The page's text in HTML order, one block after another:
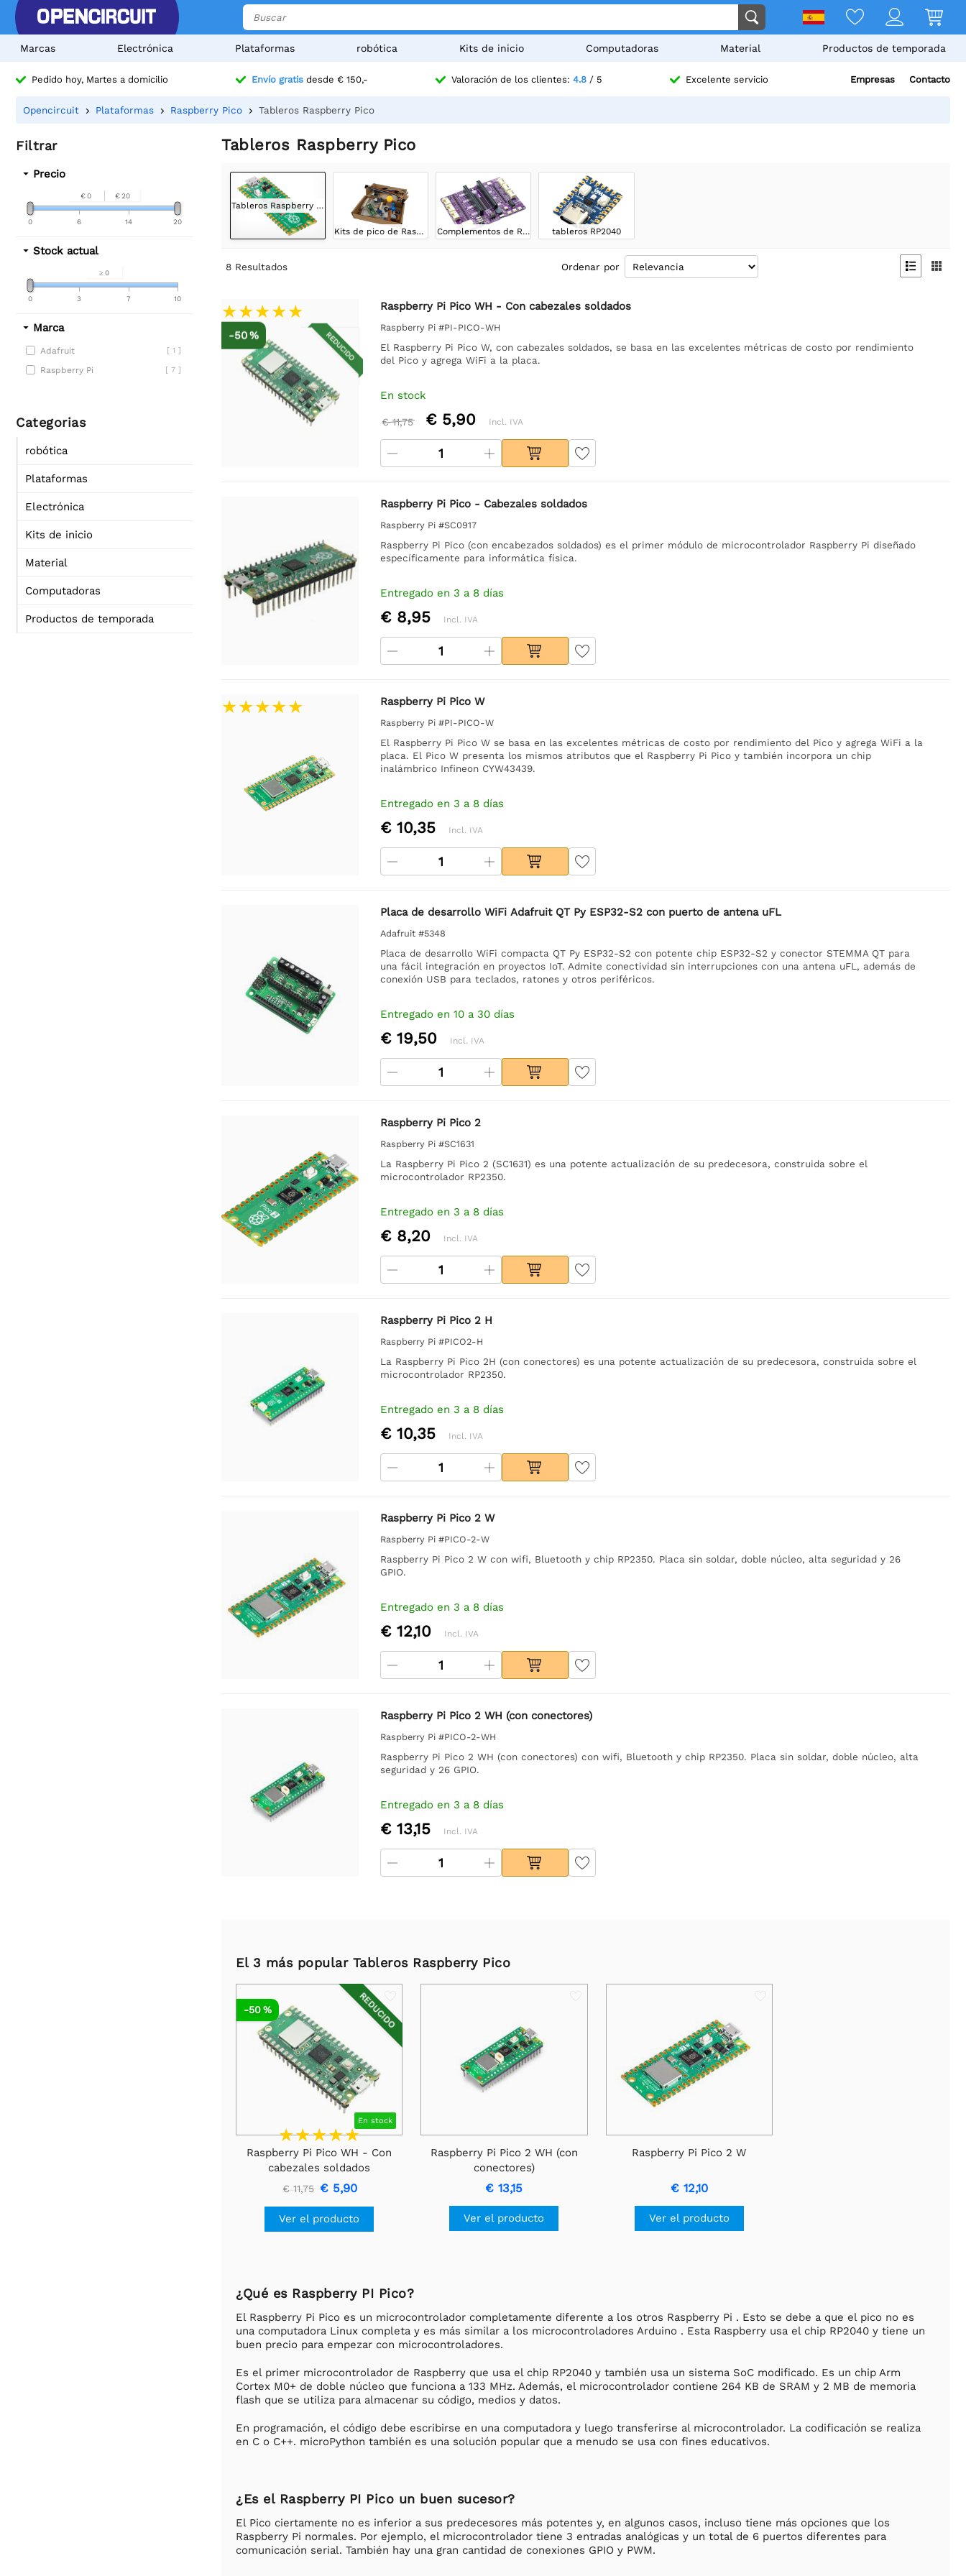
Marcas Electrónica Plataformas robótica Kits de inicio Computadoras Material Productos de temporada
Pedido hoy, Martes a domicilio Envío gratis desde € 150,- Valoración de los clientes: 4.8 / 5 Excelente servicio Empresas Contacto
Opencircuit Plataformas Raspberry Pico Tableros Raspberry Pico
Filtrar
Precio
€ 0 € 20
0 20
6 14
Stock actual
≥ 0
0 10
3 7
Marca
Adafruit [ 1 ]
Raspberry Pi [ 7 ]
Categorias
robótica
Plataformas
Electrónica
Kits de inicio
Material
Computadoras
Productos de temporada
Tableros Raspberry Pico
Tableros Raspberry Pico
Kits de pico de Raspberry Pico Complementos de Raspberry Pico tableros RP2040
8 Resultados Ordenar por  
REDUCIDO
-50 %
Raspberry Pi Pico WH - Con cabezales soldados
Raspberry Pi #PI-PICO-WH
El Raspberry Pi Pico W, con cabezales soldados, se basa en las excelentes métricas de costo por rendimiento
del Pico y agrega WiFi a la placa.
En stock
€ 11,75 € 5,90 Incl. IVA
Raspberry Pi Pico - Cabezales soldados
Raspberry Pi #SC0917
Raspberry Pi Pico (con encabezados soldados) es el primer módulo de microcontrolador Raspberry Pi diseñado
específicamente para informática física.
Entregado en 3 a 8 días
€ 8,95 Incl. IVA
Raspberry Pi Pico W
Raspberry Pi #PI-PICO-W
El Raspberry Pi Pico W se basa en las excelentes métricas de costo por rendimiento del Pico y agrega WiFi a la
placa. El Pico W presenta los mismos atributos que el Raspberry Pi Pico y también incorpora un chip
inalámbrico Infineon CYW43439.
Entregado en 3 a 8 días
€ 10,35 Incl. IVA
Placa de desarrollo WiFi Adafruit QT Py ESP32-S2 con puerto de antena uFL
Adafruit #5348
Placa de desarrollo WiFi compacta QT Py ESP32-S2 con potente chip ESP32-S2 y conector STEMMA QT para
una fácil integración en proyectos IoT. Admite conectividad sin interrupciones con una antena uFL, además de
conexión USB para teclados, ratones y otros periféricos.
Entregado en 10 a 30 días
€ 19,50 Incl. IVA
Raspberry Pi Pico 2
Raspberry Pi #SC1631
La Raspberry Pi Pico 2 (SC1631) es una potente actualización de su predecesora, construida sobre el
microcontrolador RP2350.
Entregado en 3 a 8 días
€ 8,20 Incl. IVA
Raspberry Pi Pico 2 H
Raspberry Pi #PICO2-H
La Raspberry Pi Pico 2H (con conectores) es una potente actualización de su predecesora, construida sobre el
microcontrolador RP2350.
Entregado en 3 a 8 días
€ 10,35 Incl. IVA
Raspberry Pi Pico 2 W
Raspberry Pi #PICO-2-W
Raspberry Pi Pico 2 W con wifi, Bluetooth y chip RP2350. Placa sin soldar, doble núcleo, alta seguridad y 26
GPIO.
Entregado en 3 a 8 días
€ 12,10 Incl. IVA
Raspberry Pi Pico 2 WH (con conectores)
Raspberry Pi #PICO-2-WH
Raspberry Pi Pico 2 WH (con conectores) con wifi, Bluetooth y chip RP2350. Placa sin soldar, doble núcleo, alta
seguridad y 26 GPIO.
Entregado en 3 a 8 días
€ 13,15 Incl. IVA
El 3 más popular Tableros Raspberry Pico
REDUCIDO
En stock
-50 %
Raspberry Pi Pico WH - Con
cabezales soldados
€ 11,75 € 5,90
Ver el producto
Raspberry Pi Pico 2 WH (con
conectores)
€ 13,15
Ver el producto
Raspberry Pi Pico 2 W
€ 12,10
Ver el producto
¿Qué es Raspberry PI Pico?
El Raspberry Pi Pico es un microcontrolador completamente diferente a los otros Raspberry Pi . Esto se debe a que el pico no es
una computadora Linux completa y es más similar a los microcontroladores Arduino . Esta Raspberry usa el chip RP2040 y tiene un
buen precio para empezar con microcontroladores.
Es el primer microcontrolador de Raspberry que usa el chip RP2040 y también usa un sistema SoC modificado. Es un chip Arm
Cortex M0+ de doble núcleo que funciona a 133 MHz. Además, el microcontrolador contiene 264 KB de SRAM y 2 MB de memoria
flash que se utiliza para almacenar su código, medios y datos.
En programación, el código debe escribirse en una computadora y luego transferirse al microcontrolador. La codificación se realiza
en C o C++. microPython también es una solución popular que a menudo se usa con fines educativos.
¿Es el Raspberry PI Pico un buen sucesor?
El Pico ciertamente no es inferior a sus predecesores más potentes y, en algunos casos, incluso tiene más opciones que los
Raspberry Pi normales. Por ejemplo, el microcontrolador tiene 3 entradas analógicas y un total de 6 puertos diferentes para
comunicación serial. También hay una gran cantidad de conexiones GPIO y PWM.